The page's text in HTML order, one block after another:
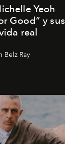
Yeoh
Good” y sus
real
Belz Ray